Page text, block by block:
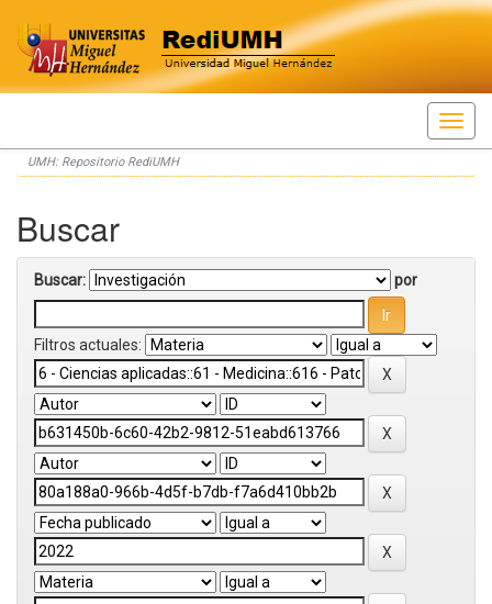
Skip
navigation
UMH: Repositorio RediUMH
Buscar
Buscar: por
Filtros actuales: